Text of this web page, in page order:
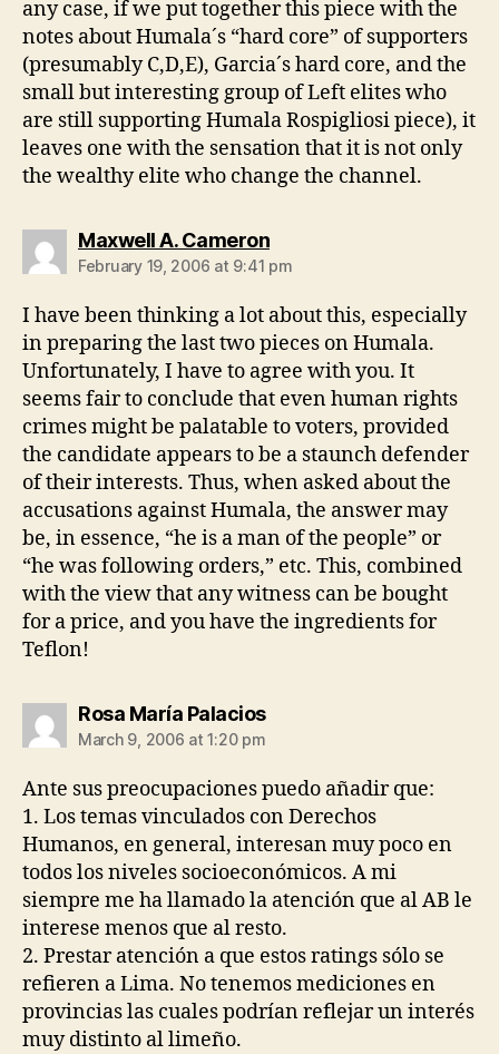
any case, if we put together this piece with the
notes about Humala´s “hard core” of supporters
(presumably C,D,E), Garcia´s hard core, and the
small but interesting group of Left elites who
are still supporting Humala Rospigliosi piece), it
leaves one with the sensation that it is not only
the wealthy elite who change the channel.
Maxwell A. Cameronsays:
February 19, 2006 at 9:41 pm
I have been thinking a lot about this, especially
in preparing the last two pieces on Humala.
Unfortunately, I have to agree with you. It
seems fair to conclude that even human rights
crimes might be palatable to voters, provided
the candidate appears to be a staunch defender
of their interests. Thus, when asked about the
accusations against Humala, the answer may
be, in essence, “he is a man of the people” or
“he was following orders,” etc. This, combined
with the view that any witness can be bought
for a price, and you have the ingredients for
Teflon!
Rosa María Palaciossays:
March 9, 2006 at 1:20 pm
Ante sus preocupaciones puedo añadir que:
1. Los temas vinculados con Derechos
Humanos, en general, interesan muy poco en
todos los niveles socioeconómicos. A mi
siempre me ha llamado la atención que al AB le
interese menos que al resto.
2. Prestar atención a que estos ratings sólo se
refieren a Lima. No tenemos mediciones en
provincias las cuales podrían reflejar un interés
muy distinto al limeño.